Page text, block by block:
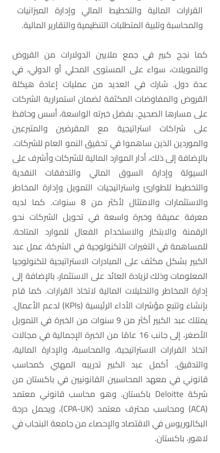
القرارات المالية والتخطيط المالي وإدارة الميزانيات
والمحاسبة وتلبية المتطلبات التنظيمية والتقارير المالية.
كما نجح كبير في جمع ملايين الدولارات من القروض
والتمويلات، سواء على المستوى المحلي أو الدولي، في
عدة دول. شارك في العديد من عمليات إعادة هيكلة
القروض والمفاوضات المكثفة لضمان استمرارية الشركات
على مسارها الصحيح. بفضل خبرته الواسعة، أسس وحافظ
على شراكات استراتيجية مع المقرضين والمتبرعين
والموردين الذين ساهموا في تحقيق النمو العام للشركات.
بالإضافة إلى ذلك، أدار الموارد المالية للشركات وأشرف على
السيولة وإدارة السوق المالي والتدفقات النقدية
والتخطيط للطوارئ واستراتيجيات التمويل وإدارة المخاطر
والاستثمارات والامتثال لأكثر من 8 سنوات. كما لديه
معرفة عميقة وخبرة واسعة في تحويل الشركات نحو
الرقمنة والابتكار والاستخدام الفعال للموارد المتاحة.
للمساهمة في التغيرات التكنولوجية في الشركة، عمل عبد
الكبير بشكل مكثف على المبادرات الاستراتيجية لتكنولوجيا
المعلومات وذلك لزيادة العائد على الاستثمار، بالإضافة إلى
إدارة المخاطر والتحليلات المالية لاتخاذ القرارات. كما قام
بإنشاء وتتبع مؤشرات الأداء الرئيسية (KPIs) لدعم الأعمال.
يمتلك عبد الكبير أكثر من 9 سنوات من الخبرة في التمويل
الأصغر، إلى جانب 16 عامًا من الخبرة الإجمالية في مجالات
اتخاذ القرارات الاستراتيجية، والمحاسبة، والإدارة المالية،
والتدقيق. أكمل عبد الكبير تدريبه المهني كمحاسب
قانوني في معهد المحاسبين القانونيين في باكستان من
شركة Deloitte باكستان. وهو محاسب قانوني معتمد
(ACA) ومحاسب محترف معتمد (CPA-UK)، ويحمل درجة
البكالوريوس في الاقتصاد والإحصاء من جامعة البنجاب في
لاهور، باكستان.